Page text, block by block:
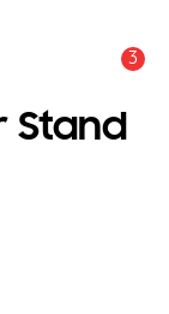
3
Stand